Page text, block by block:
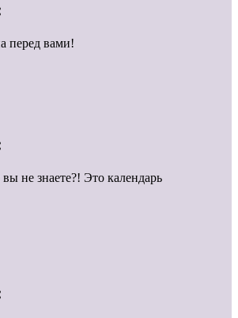
перед вами!
не знаете?! Это календарь